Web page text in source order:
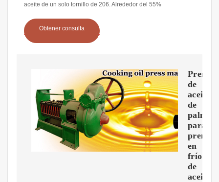
aceite de un solo tornillo de 206. Alrededor del 55%
Obtener consulta
Prensa
de
aceite
de
para
en
frío
de
aceite